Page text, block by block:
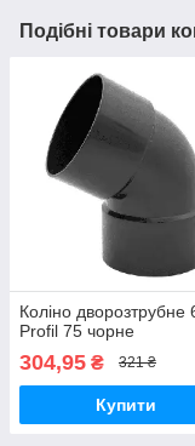
Подібні товари
Коліно дворозтрубне
Profil 75 чорне
304,95 ₴ 321 ₴
Купити